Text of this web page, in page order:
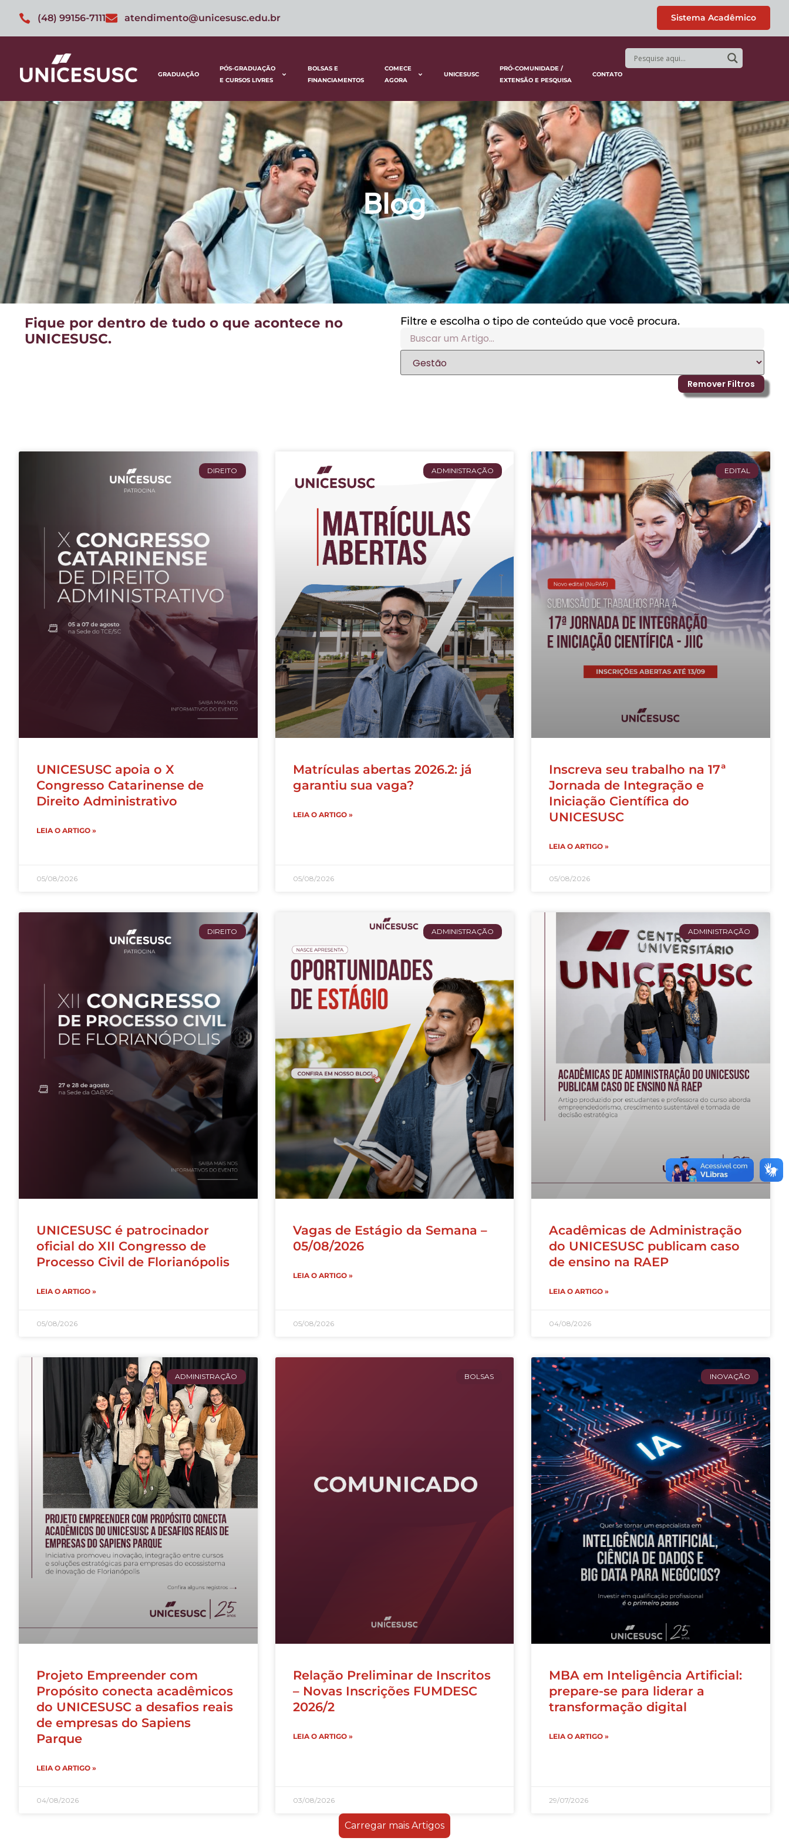
(48) 99156-7111 atendimento@unicesusc.edu.br Sistema Acadêmico
GRADUAÇÃO
PÓS-GRADUAÇÃO
E CURSOS LIVRES
BOLSAS E
FINANCIAMENTOS
COMECE
AGORA
UNICESUSC
PRÓ-COMUNIDADE /
EXTENSÃO E PESQUISA
CONTATO
Blog
Fique por dentro de tudo o que acontece no
UNICESUSC.
Filtre e escolha o tipo de conteúdo que você procura.
Remover Filtros
DIREITO
UNICESUSC apoia o X
Congresso Catarinense de
Direito Administrativo
LEIA O ARTIGO »
05/08/2026
ADMINISTRAÇÃO
Matrículas abertas 2026.2: já
garantiu sua vaga?
LEIA O ARTIGO »
05/08/2026
EDITAL
Inscreva seu trabalho na 17ª
Jornada de Integração e
Iniciação Científica do
UNICESUSC
LEIA O ARTIGO »
05/08/2026
DIREITO
UNICESUSC é patrocinador
oficial do XII Congresso de
Processo Civil de Florianópolis
LEIA O ARTIGO »
05/08/2026
ADMINISTRAÇÃO
Vagas de Estágio da Semana –
05/08/2026
LEIA O ARTIGO »
05/08/2026
ADMINISTRAÇÃO
Acadêmicas de Administração
do UNICESUSC publicam caso
de ensino na RAEP
LEIA O ARTIGO »
04/08/2026
ADMINISTRAÇÃO
Projeto Empreender com
Propósito conecta acadêmicos
do UNICESUSC a desafios reais
de empresas do Sapiens
Parque
LEIA O ARTIGO »
04/08/2026
BOLSAS
Relação Preliminar de Inscritos
– Novas Inscrições FUMDESC
2026/2
LEIA O ARTIGO »
03/08/2026
INOVAÇÃO
MBA em Inteligência Artificial:
prepare-se para liderar a
transformação digital
LEIA O ARTIGO »
29/07/2026
Carregar mais Artigos